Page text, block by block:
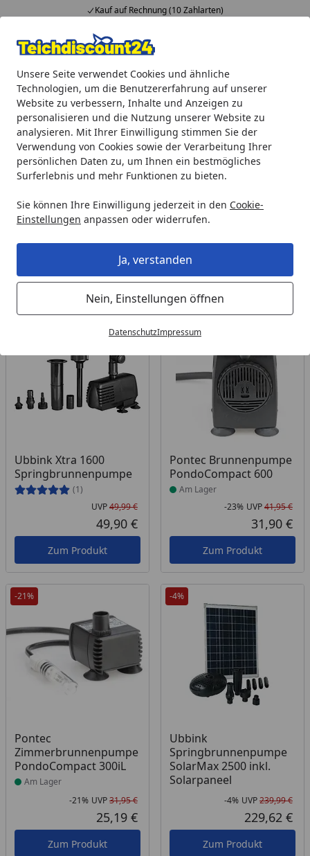
Unsere Seite verwendet Cookies und ähnliche
Technologien, um die Benutzererfahrung auf unserer
Website zu verbessern, Inhalte und Anzeigen zu
personalisieren und die Nutzung unserer Website zu
analysieren. Mit Ihrer Einwilligung stimmen Sie der
Verwendung von Cookies sowie der Verarbeitung Ihrer
persönlichen Daten zu, um Ihnen ein bestmögliches
Surferlebnis und mehr Funktionen zu bieten.
Sie können Ihre Einwilligung jederzeit in den Cookie-
Einstellungen anpassen oder widerrufen.
Ja, verstanden
Nein, Einstellungen öffnen
DatenschutzImpressum
Kauf auf Rechnung (10 Zahlarten)
Alle Produkte
Mein Konto
Suchen
Startseite
Teichprodukte Teichpumpen Brunnenpumpen
Brunnenpumpen
Ihre Artikelübersicht
Kategorien
33
Bestseller
Ubbink Xtra 1600
Springbrunnenpumpe
(1)
Ursprünglicher Preis
UVP49,99 €
Aktueller Preis
49,90 €
Zum Produkt
-23%
Pontec Brunnenpumpe
PondoCompact 600
Produkt am Lager
Am Lager
-23% UVP41,95 €
31,90 €
Zum Produkt
-21%
Pontec
Zimmerbrunnenpumpe
PondoCompact 300iL
Produkt am Lager
Am Lager
Rabatt in Prozent
-21%
Ursprünglicher Preis
UVP31,95 €
Aktueller Preis
25,19 €
Zum Produkt
-4%
Ubbink
Springbrunnenpumpe
SolarMax 2500 inkl.
Solarpaneel
-4% UVP239,99 €
229,62 €
Zum Produkt